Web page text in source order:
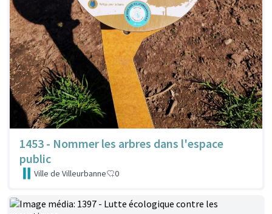
1453 - Nommer les arbres dans l'espace
public
Ville de Villeurbanne 0